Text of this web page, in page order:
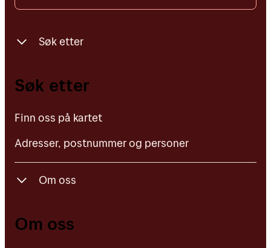
Søk etter
Finn oss på kartet
Søk etter
Finn oss på kartet
Adresser, postnummer og personer
Om oss
Om oss